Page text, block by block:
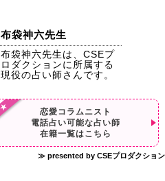
布袋神六先生
布袋神六先生は、CSEプ
ロダクションに所属する
現役の占い師さんです。
恋愛コラムニスト
電話占い可能な占い師
在籍一覧はこちら
≫ presented by CSEプロダクション